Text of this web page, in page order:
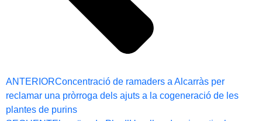
ANTERIORConcentració de ramaders a Alcarràs per
reclamar una pròrroga dels ajuts a la cogeneració de les
plantes de purins